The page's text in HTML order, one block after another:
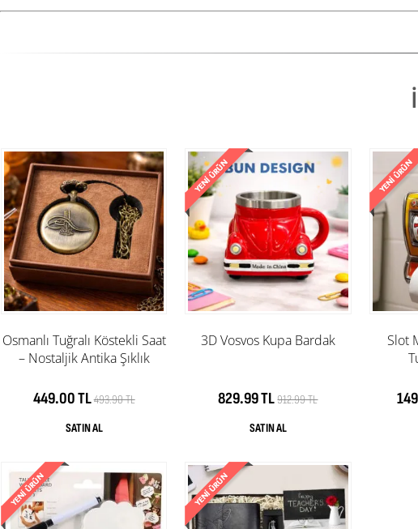
Osmanlı Tuğralı Köstekli Saat
– Nostaljik Antika Şıklık
449.00 TL493.90 TL
3D Vosvos Kupa Bardak
829.99 TL912.99 TL
Slot